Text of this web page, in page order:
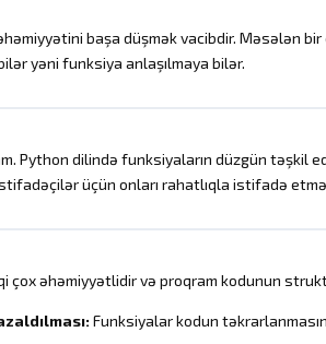
başa düşmək vacibdir. Məsələn
yəni funksiya anlaşılmaya bilər.
Python dilində funksiyaların düzgün
üçün onları rahatlıqla istifadə
çox əhəmiyyətlidir və proqram kodunun
Funksiyalar kodun